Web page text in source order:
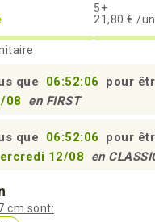
5+
21,80 € /
que 06:52:05 pour
08
en FIRST
que 06:52:05
pour
12/08
en
cm sont: